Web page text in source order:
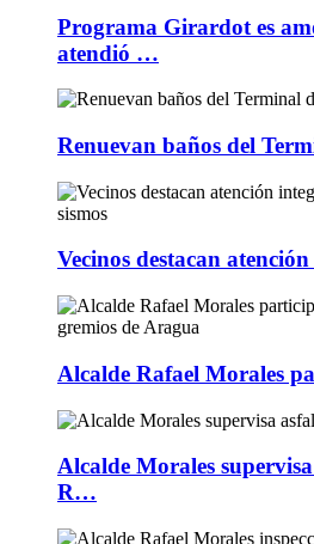
Programa Girardot es
atendió …
Renuevan baños del
Vecinos destacan
Alcalde Rafael Morales
Alcalde Morales
R…